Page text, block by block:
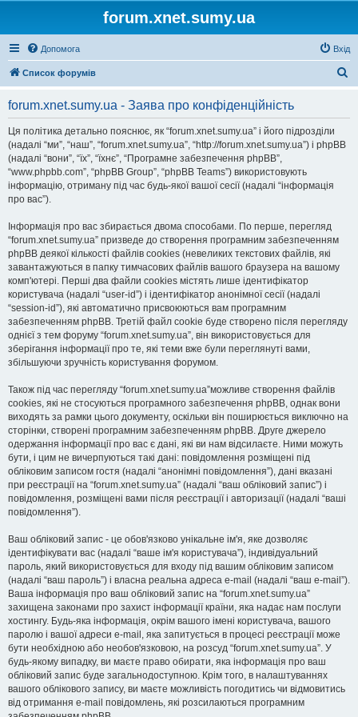
forum.xnet.sumy.ua
Допомога Вхід
Список форумів
forum.xnet.sumy.ua - Заява про конфіденційність
Ця політика детально пояснює, як “forum.xnet.sumy.ua” і його підрозділи
(надалі “ми”, “наш”, “forum.xnet.sumy.ua”, “http://forum.xnet.sumy.ua”) і phpBB
(надалі “вони”, “їх”, “їхнє”, “Програмне забезпечення phpBB”,
“www.phpbb.com”, “phpBB Group”, “phpBB Teams”) використовують
інформацію, отриману під час будь-якої вашої сесії (надалі “інформація
про вас”).
Інформація про вас збирається двома способами. По перше, перегляд
“forum.xnet.sumy.ua” призведе до створення програмним забезпеченням
phpBB деякої кількості файлів cookies (невеликих текстових файлів, які
завантажуються в папку тимчасових файлів вашого браузера на вашому
комп'ютері. Перші два файли cookies містять лише ідентифікатор
користувача (надалі “user-id”) і ідентифікатор анонімної сесії (надалі
“session-id”), які автоматично присвоюються вам програмним
забезпеченням phpBB. Третій файл cookie буде створено після перегляду
однієї з тем форуму “forum.xnet.sumy.ua”, він використовується для
зберігання інформації про те, які теми вже були переглянуті вами,
збільшуючи зручність користування форумом.
Також під час перегляду “forum.xnet.sumy.ua”можливе створення файлів
cookies, які не стосуються програмного забезпечення phpBB, однак вони
виходять за рамки цього документу, оскільки він поширюється виключно на
сторінки, створені програмним забезпеченням phpBB. Друге джерело
одержання інформації про вас є дані, які ви нам відсилаєте. Ними можуть
бути, і цим не вичерпуються такі дані: повідомлення розміщені під
обліковим записом гостя (надалі “анонімні повідомлення”), дані вказані
при реєстрації на “forum.xnet.sumy.ua” (надалі “ваш обліковий запис”) і
повідомлення, розміщені вами після реєстрації і авторизації (надалі “ваші
повідомлення”).
Ваш обліковий запис - це обов'язково унікальне ім'я, яке дозволяє
ідентифікувати вас (надалі “ваше ім'я користувача”), індивідуальний
пароль, який використовується для входу під вашим обліковим записом
(надалі “ваш пароль”) і власна реальна адреса e-mail (надалі “ваш e-mail”).
Ваша інформація про ваш обліковий запис на “forum.xnet.sumy.ua”
захищена законами про захист інформації країни, яка надає нам послуги
хостингу. Будь-яка інформація, окрім вашого імені користувача, вашого
паролю і вашої адреси e-mail, яка запитується в процесі реєстрації може
бути необхідною або необов'язковою, на розсуд “forum.xnet.sumy.ua”. У
будь-якому випадку, ви маєте право обирати, яка інформація про ваш
обліковий запис буде загальнодоступною. Крім того, в налаштуваннях
вашого облікового запису, ви маєте можливість погодитись чи відмовитись
від отримання e-mail повідомлень, які розсилаються програмним